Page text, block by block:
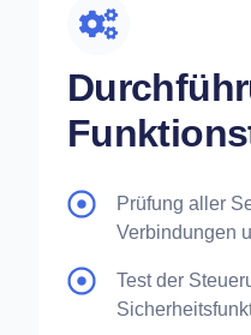
Prüfung aller
Verbindungen
Test der